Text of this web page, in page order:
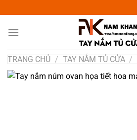
đến
nội
TRANG CHỦ / TAY NẮM TỦ CỬA /